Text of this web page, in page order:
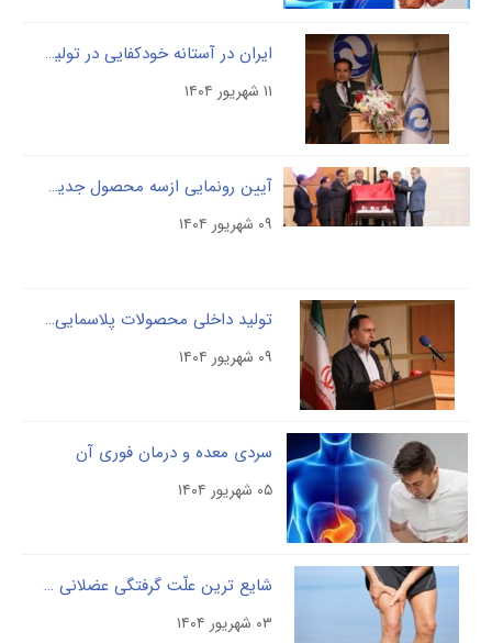
ایران در آستانه خودکفایی در تولید داروهای حیاتی پلاسمایی
۱۱ شهریور ۱۴۰۴
آیین رونمایی ازسه محصول جدید تجهیزات پزشکی در شرکت مادر تخصصی پالایش و پژوهش خون
۰۹ شهریور ۱۴۰۴
تولید داخلی محصولات پلاسمایی؛ راهکار کاهش وابستگی و صرفه‌جویی میلیاردی
۰۹ شهریور ۱۴۰۴
سردی معده و درمان فوری آن
۰۵ شهریور ۱۴۰۴
شایع ترین علّت گرفتگی عضلانی را بشناسید